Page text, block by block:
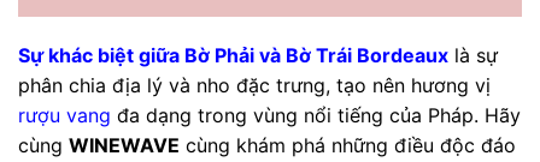
Sự khác biệt giữa Bờ Phải và Bờ Trái Bordeaux là sự
phân chia địa lý và nho đặc trưng, tạo nên hương vị
rượu vang đa dạng trong vùng nổi tiếng của Pháp. Hãy
cùng WINEWAVE cùng khám phá những điều độc đáo